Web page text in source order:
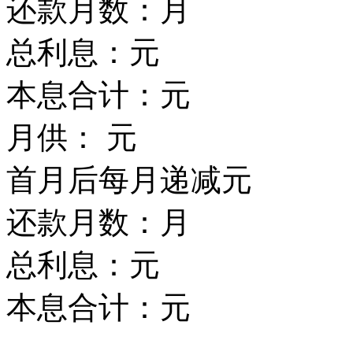
还款月数： 月
总利息： 元
本息合计： 元
月供：
元
首月后每月递减元
还款月数： 月
总利息： 元
本息合计： 元